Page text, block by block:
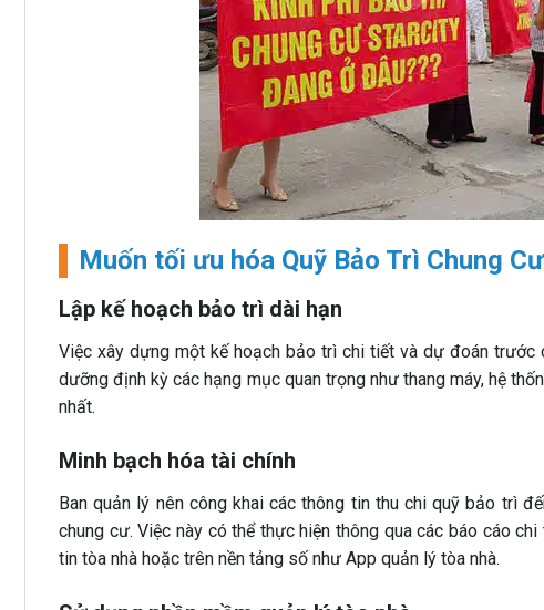
Muốn tối ưu hóa Quỹ Bảo Trì Chung
Lập kế hoạch bảo trì dài hạn
Việc xây dựng một kế hoạch bảo trì chi tiết và dự đoán trước
dưỡng định kỳ các hạng mục quan trọng như thang máy, hệ
nhất.
Minh bạch hóa tài chính
Ban quản lý nên công khai các thông tin thu chi quỹ bảo trì
chung cư. Việc này có thể thực hiện thông qua các báo cáo
tin tòa nhà hoặc trên nền tảng số như App quản lý tòa nhà.